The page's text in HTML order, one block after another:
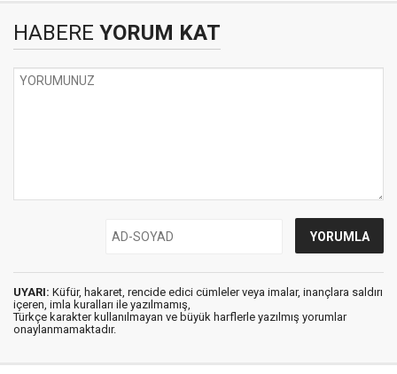
HABERE YORUM KAT
UYARI: Küfür, hakaret, rencide edici cümleler veya imalar, inançlara saldırı
içeren, imla kuralları ile yazılmamış,
Türkçe karakter kullanılmayan ve büyük harflerle yazılmış yorumlar
onaylanmamaktadır.